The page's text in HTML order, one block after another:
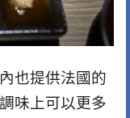
也提供法國的
味上可以更多